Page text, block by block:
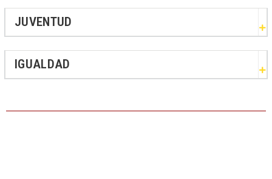
JUVENTUD
IGUALDAD